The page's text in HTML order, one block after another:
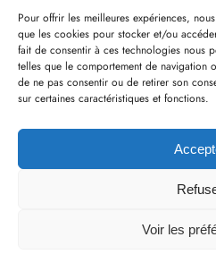
Pour offrir les meilleures expériences,
que les cookies pour stocker et/ou
fait de consentir à ces technologies nous
telles que le comportement de navigation
de ne pas consentir ou de retirer son
sur certaines caractéristiques et fonctions.
Voir les
Copyright ©2026Christos